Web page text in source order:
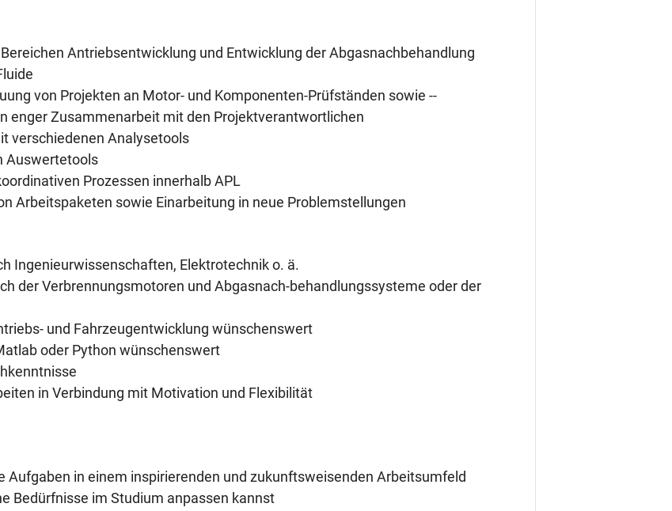
Antriebsentwicklung und Entwicklung der Abgasnachbehandlung
von Projekten an Motor- und Komponenten-Prüfständen sowie --
enger Zusammenarbeit mit den Projektverantwortlichen
verschiedenen Analysetools
Auswertetools
Prozessen innerhalb APL
Arbeitspaketen sowie Einarbeitung in neue Problemstellungen
Ingenieurwissenschaften, Elektrotechnik o. ä.
der Verbrennungsmotoren und Abgasnach-behandlungssysteme oder der
und Fahrzeugentwicklung wünschenswert
oder Python wünschenswert
in Verbindung mit Motivation und Flexibilität
Aufgaben in einem inspirierenden und zukunftsweisenden Arbeitsumfeld
Bedürfnisse im Studium anpassen kannst